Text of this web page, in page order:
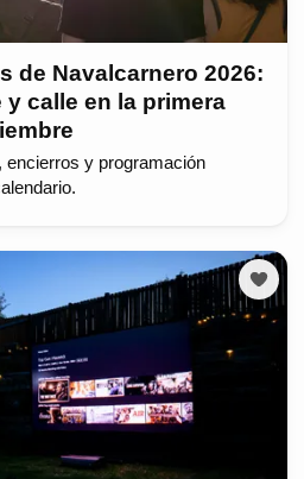
de Navalcarnero 2026:
calle en la primera
encierros y programación